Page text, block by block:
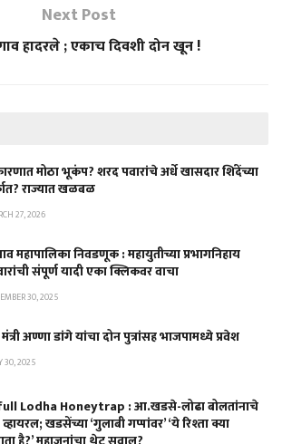
Next Post
हादरले ; एकाच दिवशी दोन खून !
मोठा भूकंप? शरद पवारांचे अर्धे खासदार शिंदेंच्या
राज्यात खळबळ
27, 2026
महापालिका निवडणूक : महायुतीच्या प्रभागनिहाय
संपूर्ण यादी एका क्लिकवर वाचा
30, 2025
अण्णा डांगे यांचा दोन पुत्रांसह भाजपामध्ये प्रवेश
30, 2025
Lodha Honeytrap : आ.खडसे-लोढा बोलतांनाचे
खडसेंच्या ‘गुलाबी गप्पांवर’ ‘ये रिश्ता क्या